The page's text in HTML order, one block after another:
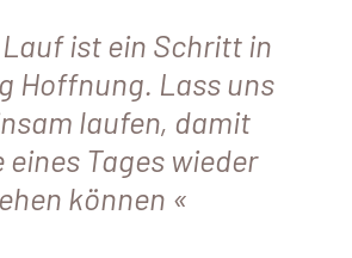
ist ein Schritt in
Hoffnung. Lass uns
laufen, damit
eines Tages wieder
können